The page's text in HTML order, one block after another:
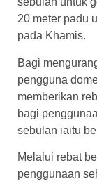
20 meter padu
pada Khamis.
Bagi
pengguna
memberikan
bagi
sebulan iaitu
Melalui rebat
penggunaan